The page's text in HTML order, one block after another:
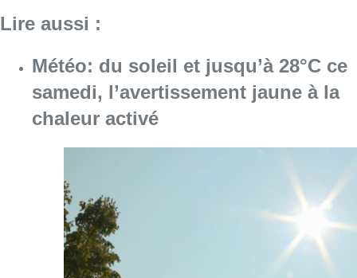
08 août 2026Consulter l'article "Météo: du soleil et
Coups de feu sur fond de “rivalité
amoureuse” à Uccle: une personne